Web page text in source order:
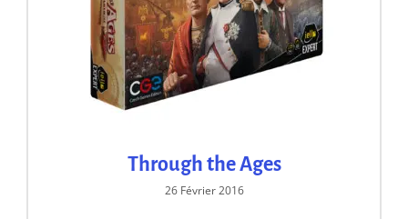
Through the Ages
26 Février 2016